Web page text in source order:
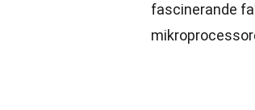
fascinerande